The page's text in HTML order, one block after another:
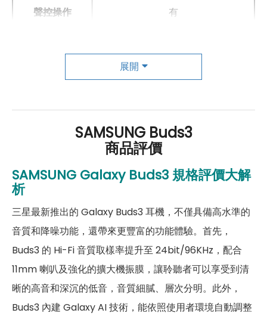
聲控操作
有
USB Type-C
46.5g
顏色
雲朵白、銀河灰
展開
SAMSUNG Buds3
商品評價
SAMSUNG Galaxy Buds3規格評價大解
析
三星最新推出的 Galaxy Buds3 耳機，不僅具備高水準的
音質和降噪功能，還帶來更豐富的功能體驗。首先，
Buds3 的 Hi-Fi 音質取樣率提升至 24bit/96KHz，配合
11mm 喇叭及強化的擴大機振膜，讓聆聽者可以享受到清
晰的高音和深沉的低音，音質細膩、層次分明。此外，
Buds3 內建 Galaxy AI 技術，能依照使用者環境自動調整